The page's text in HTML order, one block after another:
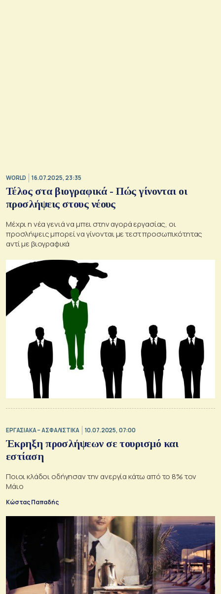
WORLD 16.07.2025, 23:35
Τέλος στα βιογραφικά - Πώς γίνονται οι
προσλήψεις στους νέους
Μέχρι η νέα γενιά να μπει στην αγορά εργασίας, οι
προσλήψεις μπορεί να γίνονται με τεστ προσωπικότητας
αντί με βιογραφικά
ΕΡΓΑΣΙΑΚΑ – ΑΣΦΑΛΙΣΤΙΚΑ 10.07.2025, 07:00
Έκρηξη προσλήψεων σε τουρισμό και
εστίαση
Ποιοι κλάδοι οδήγησαν την ανεργία κάτω από το 8% τον
Μάιο
Κώστας Παπαδής